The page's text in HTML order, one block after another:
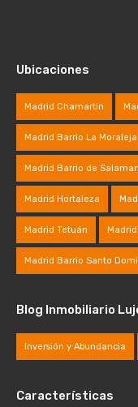
Ubicaciones
Madrid Chamartin
Madrid Barrio La Moraleja
Madrid Barrio de
Madrid Hortaleza
Madrid Tetuán
Madrid Barrio Santo
Blog Inmobiliario
Inversión y Abundancia
Características